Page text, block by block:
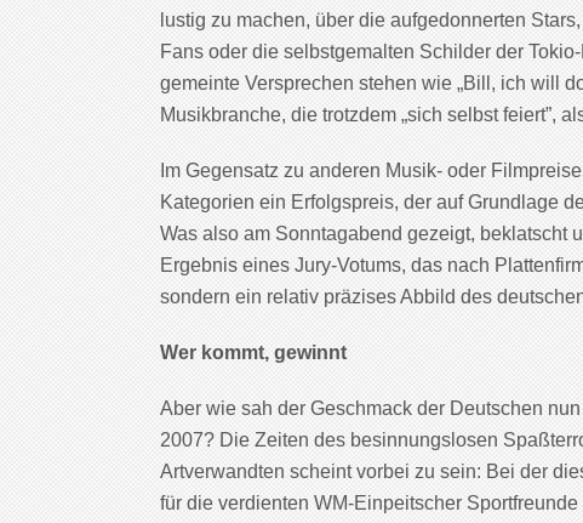
lustig zu machen, über die aufgedonnerten
Fans oder die selbstgemalten Schilder der
gemeinte Versprechen stehen wie „Bill, ich will
Musikbranche, die trotzdem „sich selbst feiert”,
Im Gegensatz zu anderen Musik- oder
Kategorien ein Erfolgspreis, der auf Grundlage
Was also am Sonntagabend gezeigt, beklatscht
Ergebnis eines Jury-Votums, das nach
sondern ein relativ präzises Abbild des
Wer kommt, gewinnt
Aber wie sah der Geschmack der Deutschen
2007? Die Zeiten des besinnungslosen
Artverwandten scheint vorbei zu sein: Bei der
für die verdienten WM-Einpeitscher